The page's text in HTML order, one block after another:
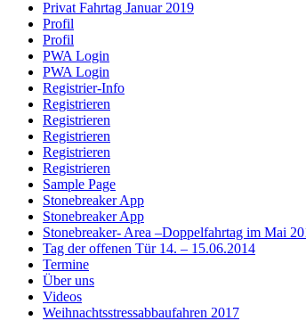
Privat Fahrtag Januar 2019
Profil
Profil
PWA Login
PWA Login
Registrier-Info
Registrieren
Registrieren
Registrieren
Registrieren
Registrieren
Sample Page
Stonebreaker App
Stonebreaker App
Stonebreaker- Area –Doppelfahrtag im Mai
Tag der offenen Tür 14. – 15.06.2014
Termine
Über uns
Videos
Weihnachtsstressabbaufahren 2017